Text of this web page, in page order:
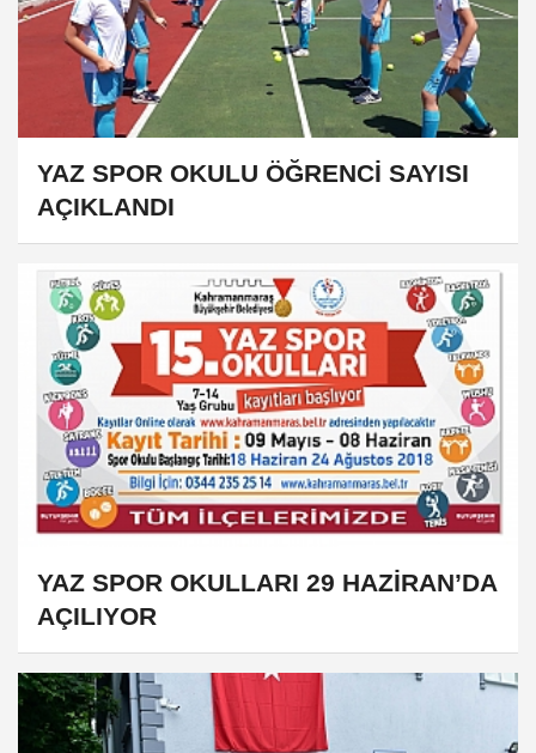
YAZ SPOR OKULU ÖĞRENCİ SAYISI
AÇIKLANDI
YAZ SPOR OKULLARI 29 HAZİRAN’DA
AÇILIYOR